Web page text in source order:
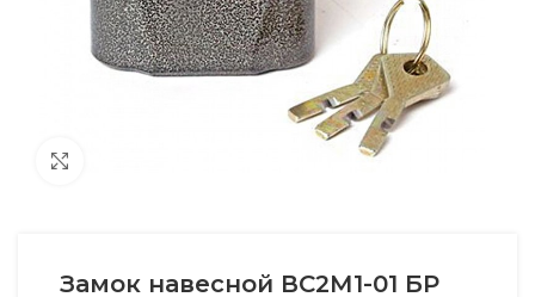
Замок навесной ВС2М1-01 БР